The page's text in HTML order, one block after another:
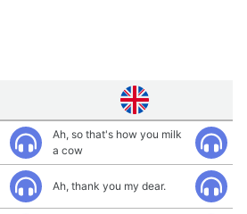
Ah, so that's how you milk
a cow
Ah, thank you my dear.